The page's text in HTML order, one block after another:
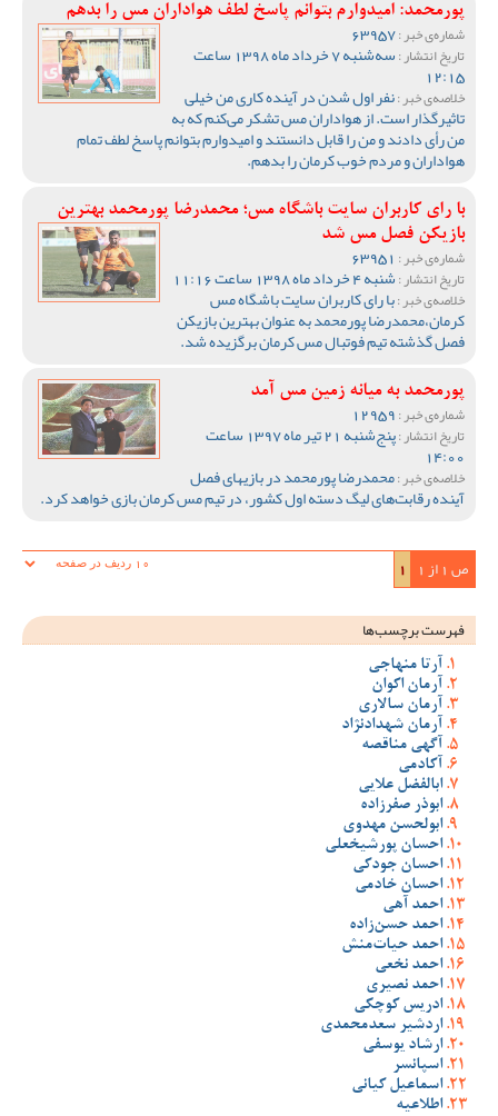
پورمحمد: امیدوارم بتوانم پاسخ لطف هواداران مس را بدهم
شماره‌ی خبر :
تاریخ انتشار : سه‌شنبه 7 خرداد ماه 1398 ساعت
12:15
خلاصه‌ی خبر :نفر اول شدن در آینده کاری من خیلی
تاثیرگذار است. از هواداران مس تشکر می‌کنم که به
من رأی دادند و من را قابل دانستند و امیدوارم بتوانم پاسخ لطف تمام
هواداران و مردم خوب کرمان را بدهم.
با رای کاربران سایت باشگاه مس؛ محمدرضا پورمحمد بهترین
بازیکن فصل مس شد
شماره‌ی خبر :
تاریخ انتشار :شنبه 4 خرداد ماه 1398 ساعت 11:16
خلاصه‌ی خبر :با رای کاربران سایت باشگاه مس
کرمان،محمدرضا پورمحمد به عنوان بهترین بازیکن
فصل گذشته تیم فوتبال مس کرمان برگزیده شد.
پورمحمد به میانه زمین مس آمد
شماره‌ی خبر :
تاریخ انتشار : پنج‌شنبه 21 تیر ماه 1397 ساعت
14:00
خلاصه‌ی خبر :محمدرضا پورمحمد در بازیهای فصل
آینده رقابت‌های لیگ دسته اول کشور، در تیم مس کرمان بازی خواهد کرد.
ص 1 از 1 1
فهرست برچسب‌ها
آرتا منهاجی
آرمان اکوان
آرمان سالاری
آرمان شهدادنژاد
آگهی مناقصه
آکادمی
ابالفضل علایی
ابوذر صفرزاده
ابولحسن مهدوی
احسان پورشیخعلی
احسان جودکی
احسان خادمی
احمد آهی
احمد حسن‌زاده
احمد حیات‌منش
احمد نخعی
احمد نصیری
ادریس کوچکی
اردشیر سعدمحمدی
ارشاد یوسفی
اسپانسر
اسماعیل کیانی
اطلاعیه